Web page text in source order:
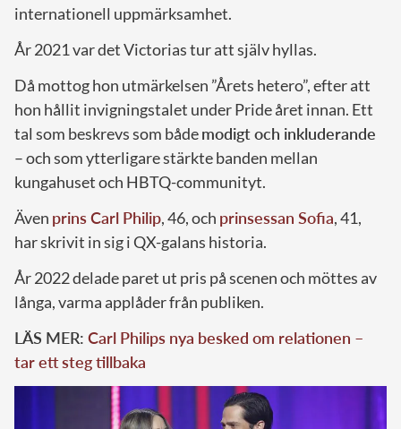
internationell uppmärksamhet.
År 2021 var det Victorias tur att själv hyllas.
Då mottog hon utmärkelsen ”Årets hetero”, efter att
hon hållit invigningstalet under Pride året innan. Ett
tal som beskrevs som bådemodigt och inkluderande
– och som ytterligare stärkte banden mellan
kungahuset och HBTQ-communityt.
Även prins Carl Philip, 46, och prinsessan Sofia, 41,
har skrivit in sig i QX-galans historia.
År 2022 delade paret ut pris på scenen och möttes av
långa, varma applåder från publiken.
LÄS MER: Carl Philips nya besked om relationen –
tar ett steg tillbaka